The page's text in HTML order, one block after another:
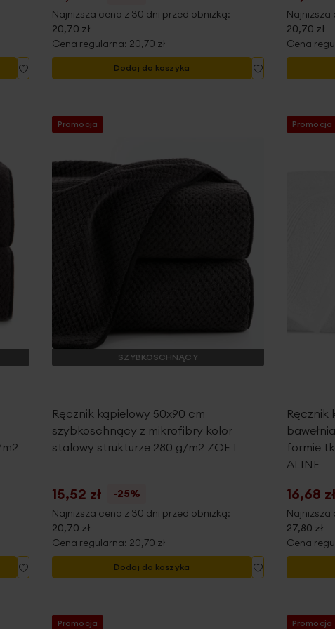
do
Najniższa cena z 30 dni przed obniżką:
20,70 zł
Cena regularna: 20,70 zł
Dodaj do koszyka
do
Najniższa
20,70 zł
Cena
do
Promocja
SZYBKOSCHNĄCY
Ręcznik kąpielowy 50x90 cm
szybkoschnący z mikrofibry kolor
stalowy strukturze 280 g/m2 ZOE 1
15,52 zł
-25%
Najniższa cena z 30 dni przed obniżką:
20,70 zł
Cena regularna: 20,70 zł
Dodaj do koszyka
do
Promocja
Ręcznik
formie
ALINE
16,68 zł
Najniższa
27,80 zł
Cena
Promocja Promocja